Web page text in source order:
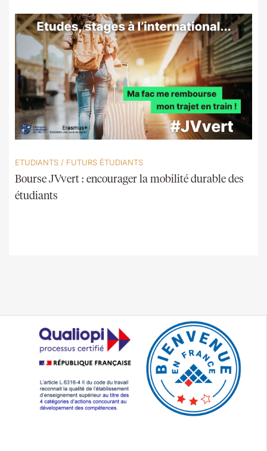
ETUDIANTS / FUTURS ÉTUDIANTS
Bourse JVvert : encourager la mobilité durable des
étudiants